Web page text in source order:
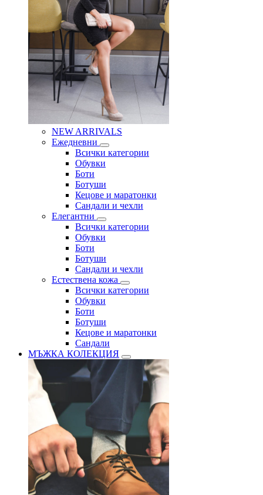
NEW ARRIVALS
Ежедневни
Всички категории
Обувки
Боти
Ботуши
Кецове и маратонки
Сандали и чехли
Елегантни
Всички категории
Обувки
Боти
Ботуши
Сандали и чехли
Естествена кожа
Всички категории
Обувки
Боти
Ботуши
Кецове и маратонки
Сандали
МЪЖКА КОЛЕКЦИЯ